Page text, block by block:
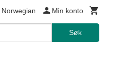
Norwegian Min konto
Søk